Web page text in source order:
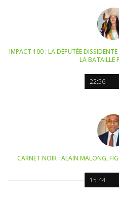
22:56
IMPACT 100 : LA DÉPUTÉE
LA BATAILLE
15:44
CARNET NOIR : ALAIN MALONG,